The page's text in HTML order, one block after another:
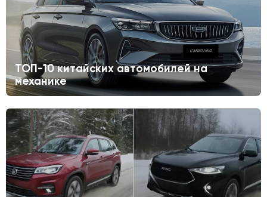
ТОП-10 китайских автомобилей на
механике